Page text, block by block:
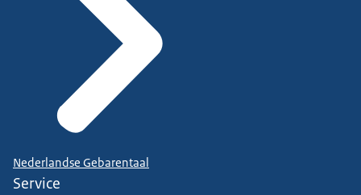
Nederlandse Gebarentaal
Service